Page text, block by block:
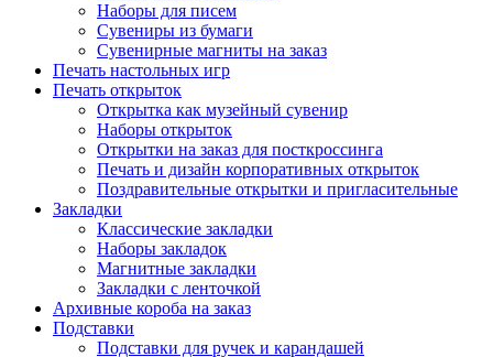
Наборы для писем
Сувениры из бумаги
Сувенирные магниты на заказ
Печать настольных игр
Печать открыток
Открытка как музейный сувенир
Наборы открыток
Открытки на заказ для посткроссинга
Печать и дизайн корпоративных открыток
Поздравительные открытки и пригласительные
Закладки
Классические закладки
Наборы закладок
Магнитные закладки
Закладки с ленточкой
Архивные короба на заказ
Подставки
Подставки для ручек и карандашей